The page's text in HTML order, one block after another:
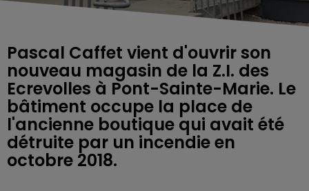
Pascal Caffet vient d'ouvrir son
nouveau magasin de la Z.I. des
Ecrevolles à Pont-Sainte-Marie. Le
bâtiment occupe la place de
l'ancienne boutique qui avait été
détruite par un incendie en
octobre 2018.